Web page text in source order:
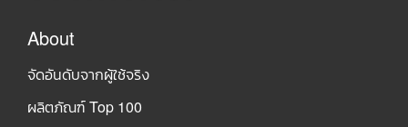
About
จัดอันดับจากผู้ใช้จริง
ผลิตภัณฑ์ Top 100